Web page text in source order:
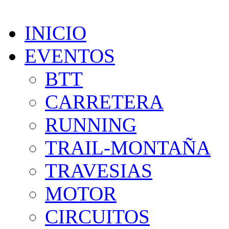
INICIO
EVENTOS
BTT
CARRETERA
RUNNING
TRAIL-MONTAÑA
TRAVESIAS
MOTOR
CIRCUITOS